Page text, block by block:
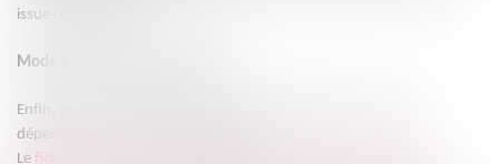
issue convenable.
Mode de règlement du dossier :
Enfin, un peu de statistique car la durée globale d’un dossier
dépendra de son mode de règlement.
Le fichier des indemnités allouées aux victimes d’accidents de la